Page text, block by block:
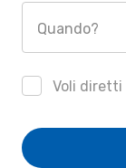
Quando?
Voli diretti